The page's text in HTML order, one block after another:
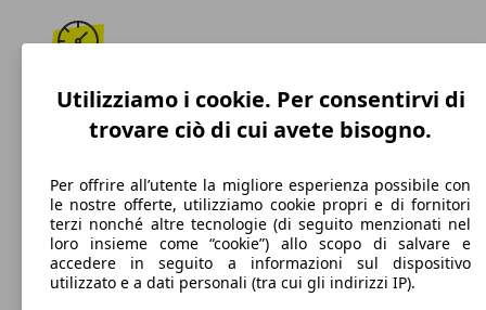
193 km/h
Velocità massima
Benzina
Carburante
Utilizziamo i cookie. Per consentirvi di
trovare ciò di cui avete bisogno.
Per offrire all’utente la migliore esperienza possibile con
le nostre offerte, utilizziamo cookie propri e di fornitori
terzi nonché altre tecnologie (di seguito menzionati nel
loro insieme come “cookie”) allo scopo di salvare e
accedere in seguito a informazioni sul dispositivo
utilizzato e a dati personali (tra cui gli indirizzi IP).